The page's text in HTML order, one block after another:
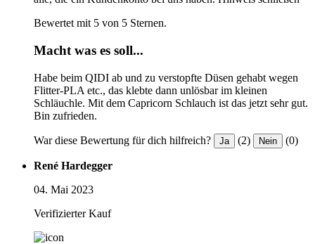
Bewertet mit 5 von 5 Sternen.
Macht was es soll...
Habe beim QIDI ab und zu verstopfte Düsen gehabt wegen
Flitter-PLA etc., das klebte dann unlösbar im kleinen
Schläuchle. Mit dem Capricorn Schlauch ist das jetzt sehr gut.
Bin zufrieden.
War diese Bewertung für dich hilfreich? Ja (2) Nein (0)
René Hardegger
04. Mai 2023
Verifizierter Kauf